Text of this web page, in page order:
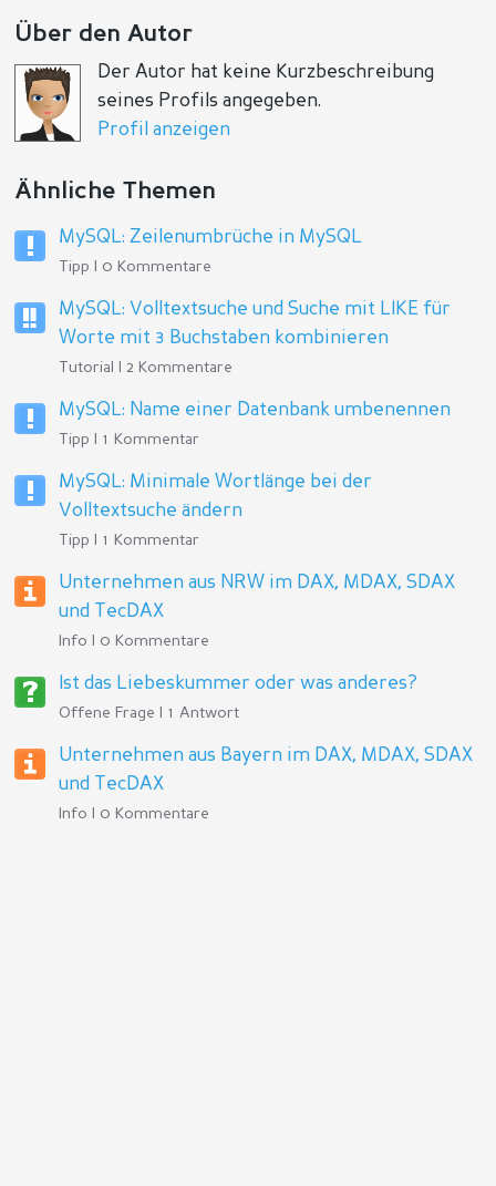
Über den Autor
Der Autor hat keine Kurzbeschreibung
seines Profils angegeben.
Profil anzeigen
Ähnliche Themen
MySQL: Zeilenumbrüche in MySQL
Tipp | 0 Kommentare
MySQL: Volltextsuche und Suche mit LIKE für
Worte mit 3 Buchstaben kombinieren
Tutorial | 2 Kommentare
MySQL: Name einer Datenbank umbenennen
Tipp | 1 Kommentar
MySQL: Minimale Wortlänge bei der
Volltextsuche ändern
Tipp | 1 Kommentar
Unternehmen aus NRW im DAX, MDAX, SDAX
und TecDAX
Info | 0 Kommentare
Ist das Liebeskummer oder was anderes?
Offene Frage | 1 Antwort
Unternehmen aus Bayern im DAX, MDAX, SDAX
und TecDAX
Info | 0 Kommentare